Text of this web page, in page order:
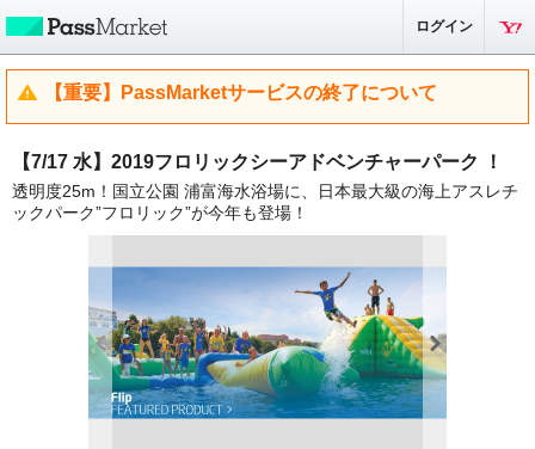
ログイン
【重要】PassMarketサービスの終了について
【7/17 水】2019フロリックシーアドベンチャーパーク ！
透明度25m！国立公園 浦富海水浴場に、日本最大級の海上アスレチ
ックパーク”フロリック”が今年も登場！